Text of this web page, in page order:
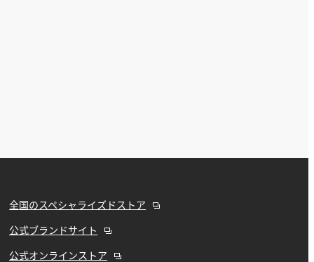
全国のスペシャライズドストア
公式ブランドサイト
公式オンラインストア